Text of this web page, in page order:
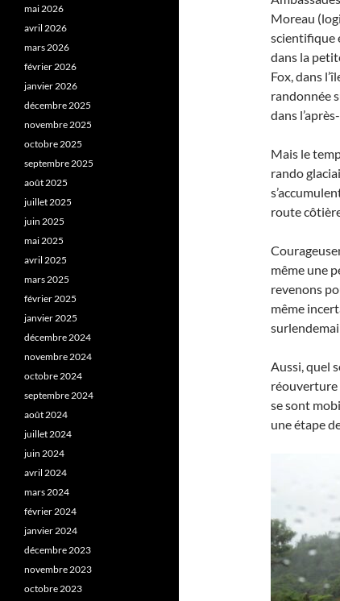
Moreau
scientifique
dans la
Fox, dans
randonnée
dans
Mais le
rando
route
même une
revenons
même
Aussi, quel
réouverture
se sont
une étape
mai 2026
avril 2026
mars 2026
février 2026
janvier 2026
décembre 2025
novembre 2025
octobre 2025
septembre 2025
août 2025
juillet 2025
juin 2025
mai 2025
avril 2025
mars 2025
février 2025
janvier 2025
décembre 2024
novembre 2024
octobre 2024
septembre 2024
août 2024
juillet 2024
juin 2024
avril 2024
mars 2024
février 2024
janvier 2024
décembre 2023
novembre 2023
octobre 2023